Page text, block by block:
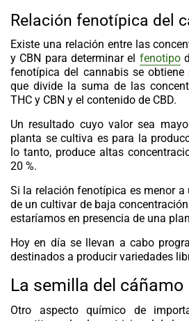
Relación fenotípica del
Existe una relación entre las
y CBN para determinar el fenotipo
fenotípica del cannabis se
que divide la suma de las
THC y CBN y el contenido de CBD.
Un resultado cuyo valor sea
planta se cultiva es para la
lo tanto, produce altas
20 %.
Si la relación fenotípica es menor a
de un cultivar de baja
estaríamos en presencia de una
Hoy en día se llevan a cabo
destinados a producir variedades
La semilla del cáñamo
Otro aspecto químico de